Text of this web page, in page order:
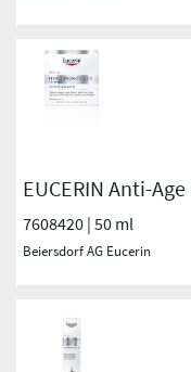
EUCERIN Anti-
7608420 | 50 ml
Beiersdorf AG Eucerin